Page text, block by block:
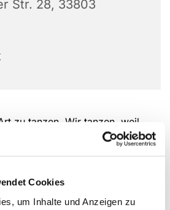
Cookies
um Inhalte und Anzeigen zu
Str. 28, 33803
zu tanzen. Wir tanzen, weil
unserer Gesundheit gut tut
Tänze, die uns fordern und